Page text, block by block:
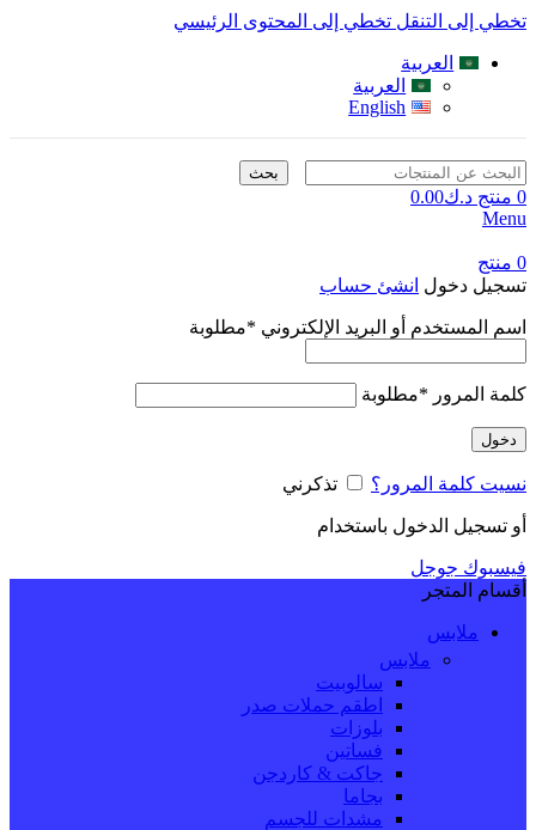
تخطي إلى التنقل تخطي إلى المحتوى الرئيسي
العربية
العربية
English
بحث
0 منتج د.ك0.00
Menu
0 منتج
تسجيل دخول انشئ حساب
اسم المستخدم أو البريد الإلكتروني *مطلوبة
كلمة المرور *مطلوبة
دخول
نسيت كلمة المرور؟ تذكرني
أو تسجيل الدخول باستخدام
فيسبوك جوجل
أقسام المتجر
ملابس
ملابس
سالوبيت
اطقم حملات صدر
بلوزات
فساتين
جاكت & كاردجن
بجاما
مشدات للجسم